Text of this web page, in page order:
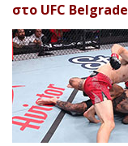
στο UFC